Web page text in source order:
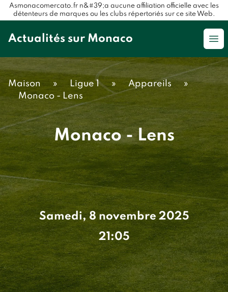
Asmonacomercato.fr n&#39;a aucune affiliation officielle avec les
détenteurs de marques ou les clubs répertoriés sur ce site Web.
Actualités sur Monaco
Maison » Ligue 1 » Appareils
»
Monaco - Lens
Monaco - Lens
Samedi, 8 novembre 2025
21:05